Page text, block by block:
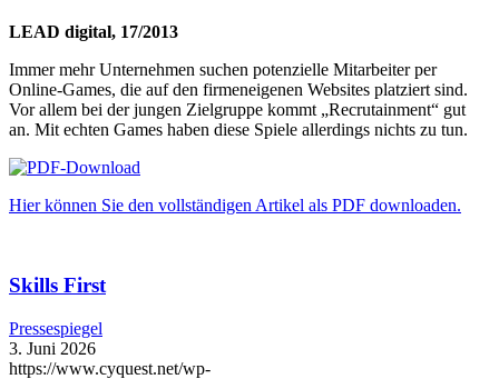
LEAD digital, 17/2013
Immer mehr Unternehmen suchen potenzielle Mitarbeiter per
Online-Games, die auf den firmeneigenen Websites platziert sind.
Vor allem bei der jungen Zielgruppe kommt „Recrutainment“ gut
an. Mit echten Games haben diese Spiele allerdings nichts zu tun.
Hier können Sie den vollständigen Artikel als PDF downloaden.
Skills First
Pressespiegel
3. Juni 2026
https://www.cyquest.net/wp-